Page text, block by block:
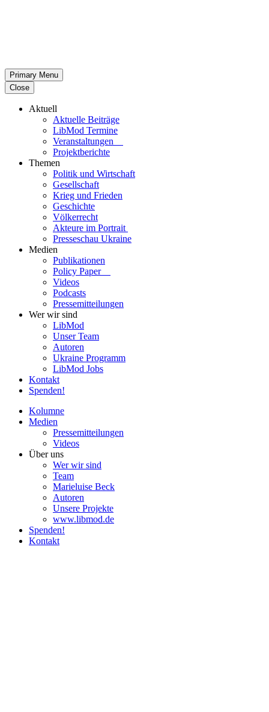
Primary Menu
Close
Aktuell
Aktu­elle Beiträge
LibMod Termine
Ver­an­stal­tun­gen
Pro­jekt­be­richte
Themen
Politik und Wirtschaft
Gesell­schaft
Krieg und Frieden
Geschichte
Völ­ker­recht
Akteure im Portrait
Pres­se­schau Ukraine
Medien
Publi­ka­tio­nen
Policy Paper
Videos
Pod­casts
Pres­se­mit­tei­lun­gen
Wer wir sind
LibMod
Unser Team
Autoren
Ukraine Pro­gramm
LibMod Jobs
Kontakt
Spenden!
Kolumne
Medien
Pres­se­mit­tei­lun­gen
Videos
Über uns
Wer wir sind
Team
Marie­luise Beck
Autoren
Unsere Pro­jekte
www.libmod.de
Spenden!
Kontakt